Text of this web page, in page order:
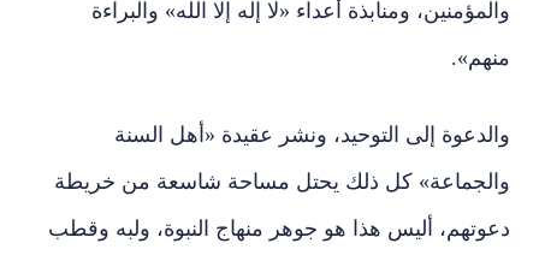
والمؤمنين، ومنابذة أعداء «لا إله إلا الله» والبراءة
منهم».
والدعوة إلى التوحيد، ونشر عقيدة «أهل السنة
والجماعة» كل ذلك يحتل مساحة شاسعة من خريطة
دعوتهم، أليس هذا هو جوهر منهاج النبوة، ولبه وقطب